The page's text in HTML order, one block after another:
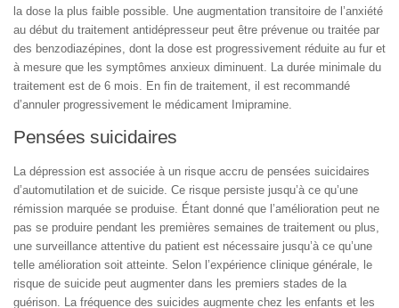
la dose la plus faible possible. Une augmentation transitoire de l’anxiété
au début du traitement antidépresseur peut être prévenue ou traitée par
des benzodiazépines, dont la dose est progressivement réduite au fur et
à mesure que les symptômes anxieux diminuent. La durée minimale du
traitement est de 6 mois. En fin de traitement, il est recommandé
d’annuler progressivement le médicament Imipramine.
Pensées suicidaires
La dépression est associée à un risque accru de pensées suicidaires
d’automutilation et de suicide. Ce risque persiste jusqu’à ce qu’une
rémission marquée se produise. Étant donné que l’amélioration peut ne
pas se produire pendant les premières semaines de traitement ou plus,
une surveillance attentive du patient est nécessaire jusqu’à ce qu’une
telle amélioration soit atteinte. Selon l’expérience clinique générale, le
risque de suicide peut augmenter dans les premiers stades de la
guérison. La fréquence des suicides augmente chez les enfants et les